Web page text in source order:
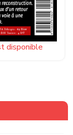
disponible